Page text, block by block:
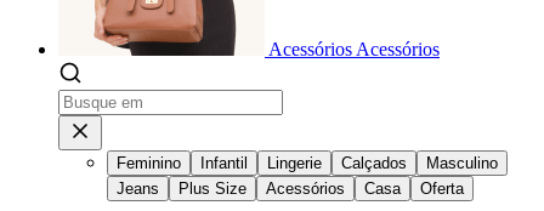
Acessórios Acessórios
Feminino Infantil Lingerie Calçados
Masculino
Jeans
Plus Size Acessórios Casa Oferta